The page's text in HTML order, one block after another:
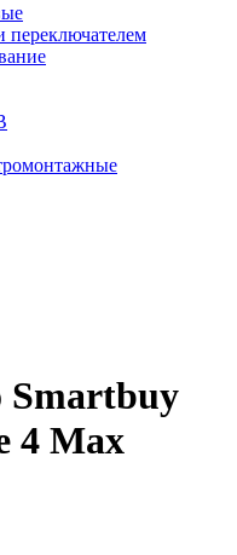
Smartbuy
4 Max